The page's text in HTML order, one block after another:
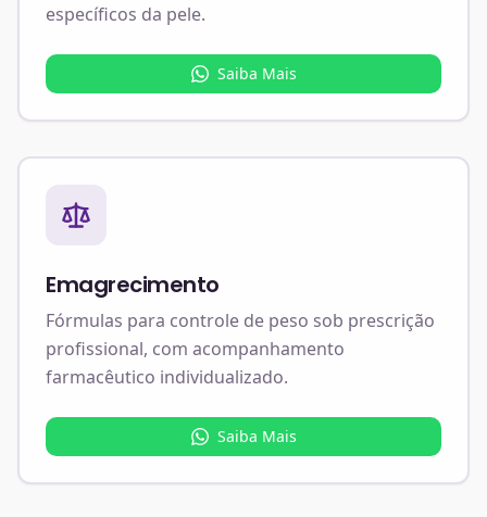
específicos da pele.
Saiba Mais
Emagrecimento
Fórmulas para controle de peso sob prescrição
profissional, com acompanhamento
farmacêutico individualizado.
Saiba Mais